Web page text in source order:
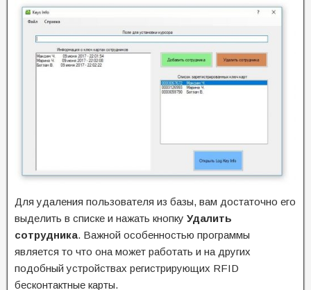
Для удаления пользователя из базы, вам достаточно его
выделить в списке и нажать кнопку Удалить
сотрудника. Важной особенностью программы
является то что она может работать и на других
подобный устройствах регистрирующих RFID
бесконтактные карты.